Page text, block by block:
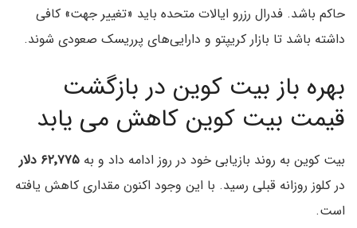
حاکم باشد. فدرال رزرو ایالات متحده باید «تغییر جهت» کافی
داشته باشد تا بازار کریپتو و دارایی‌های پرریسک صعودی شوند.
بهره باز بیت کوین در بازگشت
قیمت بیت کوین کاهش می یابد
بیت کوین به روند بازیابی خود در روز ادامه داد و به
در کلوز روزانه قبلی رسید. با این وجود اکنون مقداری کاهش یافته
است.